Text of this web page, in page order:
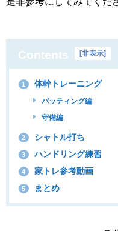
Contents 非表示
1 体幹トレーニング
バッティング編
守備編
2 シャトル打ち
3 ハンドリング練習
4 家トレ参考動画
5 まとめ